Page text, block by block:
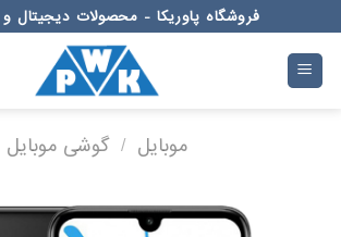
to
content
فروشگاه پاوریکا - محصولات دیجیتال
موبایل / گوشی موبایل